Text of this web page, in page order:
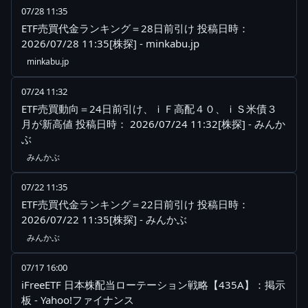
07/28 11:35
ETF売買代金ランキング＝28日前引け 投稿日時：
2026/07/28 11:35[株探] - minkabu.jp
minkabu.jp
07/24 11:32
ETF売買動向＝24日前引け、ｉＦ高配４０、ｉＳ米債３
月が新高値 投稿日時： 2026/07/24 11:32[株探] - みんか
ぶ
みんかぶ
07/22 11:35
ETF売買代金ランキング＝22日前引け 投稿日時：
2026/07/22 11:35[株探] - みんかぶ
みんかぶ
07/17 16:00
iFreeETF 日本株配当ローテーション戦略【435A】：掲示
板 - Yahoo!ファイナンス